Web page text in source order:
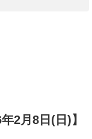
2月8日(日)】